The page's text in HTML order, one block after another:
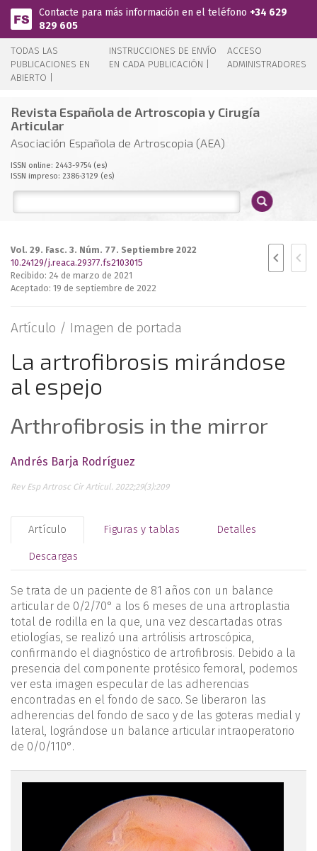
Pasar al contenido principal
Contacte para más información en el teléfono +34 629
829 605
TODAS LAS
PUBLICACIONES EN
ABIERTO |
INSTRUCCIONES DE ENVÍO
EN CADA PUBLICACIÓN |
ACCESO
ADMINISTRADORES
Revista Española de Artroscopia y Cirugía
Articular
Asociación Española de Artroscopia (AEA)
ISSN online: 2443-9754 (es)
ISSN impreso: 2386-3129 (es)
Vol. 29. Fasc. 3. Núm. 77. Septiembre 2022
10.24129/j.reaca.29377.fs2103015
Recibido: 24 de marzo de 2021
Aceptado: 19 de septiembre de 2022
Artículo / Imagen de portada
La artrofibrosis mirándose
al espejo
Arthrofibrosis in the mirror
Andrés Barja Rodríguez
Rev Esp Artrosc Cir Articul. 2022;29(3):209
Artículo Figuras y tablas Detalles
Descargas
Se trata de un paciente de 81 años con un balance
articular de 0/2/70° a los 6 meses de una artroplastia
total de rodilla en la que, una vez descartadas otras
etiologías, se realizó una artrólisis artroscópica,
confirmando el diagnóstico de artrofibrosis. Debido a la
presencia del componente protésico femoral, podemos
ver esta imagen especular de las adherencias
encontradas en el fondo de saco. Se liberaron las
adherencias del fondo de saco y de las goteras medial y
lateral, lográndose un balance articular intraoperatorio
de 0/0/110°.
reaca.29377.fs2103015-
figura1.png